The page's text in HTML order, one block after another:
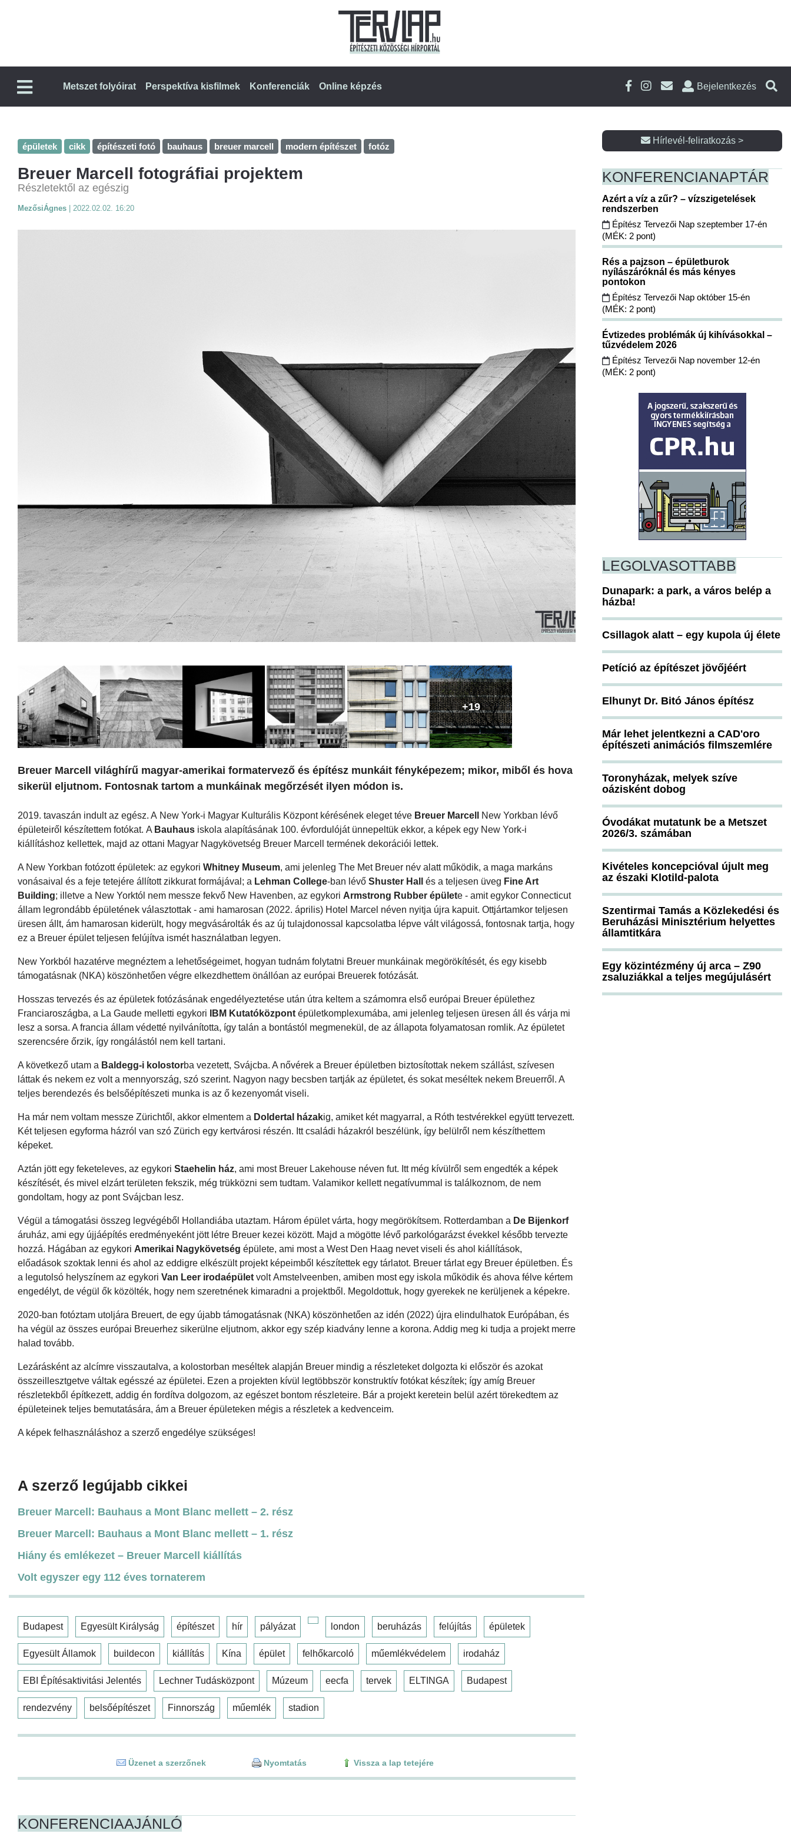
Metszet folyóirat Perspektíva kisfilmek Konferenciák Online képzés Bejelentkezés
épületek cikk építészeti fotó bauhaus breuer marcell modern építészet fotóz
Breuer Marcell fotográfiai projektem
Részletektől az egészig
MezősiÁgnes 2022.02.02. 16:20
+19
Breuer Marcell világhírű magyar-amerikai formatervező és építész munkáit fényképezem; mikor, miből és hova
sikerül eljutnom. Fontosnak tartom a munkáinak megőrzését ilyen módon is.
2019. tavaszán indult az egész. A New York-i Magyar Kulturális Központ kérésének eleget téve Breuer Marcell
New Yorkban lévő
épületeiről készítettem fotókat. A Bauhaus iskola alapításának 100. évfordulóját ünnepeltük ekkor, a képek egy New York-i
kiállításhoz kellettek, majd az ottani Magyar Nagykövetség Breuer Marcell termének dekorációi lettek.
A New Yorkban fotózott épületek: az egykori Whitney Museum, ami jelenleg The Met Breuer név alatt működik, a maga markáns
vonásaival és a feje tetejére állított zikkurat formájával; a Lehman College-ban lévő Shuster Hall és a teljesen üveg Fine Art
Building; illetve a New Yorktól nem messze fekvő New Havenben, az egykori Armstrong Rubber épülete - amit egykor Connecticut
állam legrondább épületének választottak - ami hamarosan (2022. április) Hotel Marcel néven nyitja újra kapuit. Ottjártamkor teljesen
üresen állt, ám hamarosan kiderült, hogy megvásárolták és az új tulajdonossal kapcsolatba lépve vált világossá, fontosnak tartja, hogy
ez a Breuer épület teljesen felújítva ismét használatban legyen.
New Yorkból hazatérve megnéztem a lehetőségeimet, hogyan tudnám folytatni Breuer munkáinak megörökítését, és egy kisebb
támogatásnak (NKA) köszönhetően végre elkezdhettem önállóan az európai Breuerek fotózását.
Hosszas tervezés és az épületek fotózásának engedélyeztetése után útra keltem a számomra első európai Breuer épülethez
Franciaroszágba, a La Gaude melletti egykori IBM Kutatóközpont épületkomplexumába, ami jelenleg teljesen üresen áll és várja mi
lesz a sorsa. A francia állam védetté nyilvánította, így talán a bontástól megmenekül, de az állapota folyamatosan romlik. Az épületet
szerencsére őrzik, így rongálástól nem kell tartani.
A következő utam a Baldegg-i kolostorba vezetett, Svájcba. A nővérek a Breuer épületben biztosítottak nekem szállást, szívesen
láttak és nekem ez volt a mennyország, szó szerint. Nagyon nagy becsben tartják az épületet, és sokat meséltek nekem Breuerről. A
teljes berendezés és belsőépítészeti munka is az ő kezenyomát viseli.
Ha már nem voltam messze Zürichtől, akkor elmentem a Doldertal házakig, amiket két magyarral, a Róth testvérekkel együtt tervezett.
Két teljesen egyforma házról van szó Zürich egy kertvárosi részén. Itt családi házakról beszélünk, így belülről nem készíthettem
képeket.
Aztán jött egy feketeleves, az egykori Staehelin ház, ami most Breuer Lakehouse néven fut. Itt még kívülről sem engedték a képek
készítését, és mivel elzárt területen fekszik, még trükközni sem tudtam. Valamikor kellett negatívummal is találkoznom, de nem
gondoltam, hogy az pont Svájcban lesz.
Végül a támogatási összeg legvégéből Hollandiába utaztam. Három épület várta, hogy megörökítsem. Rotterdamban a De Bijenkorf
áruház, ami egy újjáépítés eredményeként jött létre Breuer kezei között. Majd a mögötte lévő parkológarázst évekkel később tervezte
hozzá. Hágában az egykori Amerikai Nagykövetség épülete, ami most a West Den Haag nevet viseli és ahol kiállítások,
előadások szoktak lenni és ahol az eddigre elkészült projekt képeimből készítettek egy tárlatot. Breuer tárlat egy Breuer épületben. És
a legutolsó helyszínem az egykori Van Leer irodaépület volt Amstelveenben, amiben most egy iskola működik és ahova félve kértem
engedélyt, de végül ők közölték, hogy nem szeretnének kimaradni a projektből. Megoldottuk, hogy gyerekek ne kerüljenek a képekre.
2020-ban fotóztam utoljára Breuert, de egy újabb támogatásnak (NKA) köszönhetően az idén (2022) újra elindulhatok Európában, és
ha végül az összes európai Breuerhez sikerülne eljutnom, akkor egy szép kiadvány lenne a korona. Addig meg ki tudja a projekt merre
halad tovább.
Lezárásként az alcímre visszautalva, a kolostorban meséltek alapján Breuer mindig a részleteket dolgozta ki először és azokat
összeillesztgetve váltak egésszé az épületei. Ezen a projekten kívül legtöbbször konstruktív fotókat készítek; így amíg Breuer
részletekből építkezett, addig én fordítva dolgozom, az egészet bontom részleteire. Bár a projekt keretein belül azért törekedtem az
épületeinek teljes bemutatására, ám a Breuer épületeken mégis a részletek a kedvenceim.
A képek felhasználáshoz a szerző engedélye szükséges!
A szerző legújabb cikkei
Breuer Marcell: Bauhaus a Mont Blanc mellett – 2. rész
Breuer Marcell: Bauhaus a Mont Blanc mellett – 1. rész
Hiány és emlékezet – Breuer Marcell kiállítás
Volt egyszer egy 112 éves tornaterem
Budapest Egyesült Királyság építészet hír pályázat london beruházás felújítás épületek
Egyesült Államok buildecon kiállítás Kína épület felhőkarcoló műemlékvédelem irodaház
EBI Építésaktivitási Jelentés Lechner Tudásközpont Múzeum eecfa tervek ELTINGA Budapest
rendezvény belsőépítészet Finnország műemlék stadion
Üzenet a szerzőnek Nyomtatás Vissza a lap tetejére
KONFERENCIAAJÁNLÓ
Hírlevél-feliratkozás >
KONFERENCIANAPTÁR
Azért a víz a zűr? – vízszigetelések
rendszerben
Építész Tervezői Nap szeptember 17-én
(MÉK: 2 pont)
Rés a pajzson – épületburok
nyílászáróknál és más kényes
pontokon
Építész Tervezői Nap október 15-én
(MÉK: 2 pont)
Évtizedes problémák új kihívásokkal –
tűzvédelem 2026
Építész Tervezői Nap november 12-én
(MÉK: 2 pont)
LEGOLVASOTTABB
Dunapark: a park, a város belép a
házba!
Csillagok alatt – egy kupola új élete
Petíció az építészet jövőjéért
Elhunyt Dr. Bitó János építész
Már lehet jelentkezni a CAD'oro
építészeti animációs filmszemlére
Toronyházak, melyek szíve
oázisként dobog
Óvodákat mutatunk be a Metszet
2026/3. számában
Kivételes koncepcióval újult meg
az északi Klotild-palota
Szentirmai Tamás a Közlekedési és
Beruházási Minisztérium helyettes
államtitkára
Egy közintézmény új arca – Z90
zsaluziákkal a teljes megújulásért